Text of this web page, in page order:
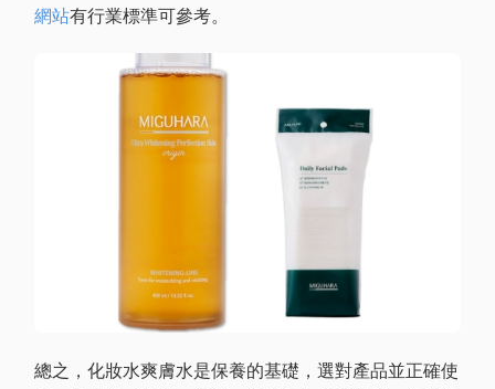
網站有行業標準可參考。
總之，化妝水爽膚水是保養的基礎，選對產品並正確使